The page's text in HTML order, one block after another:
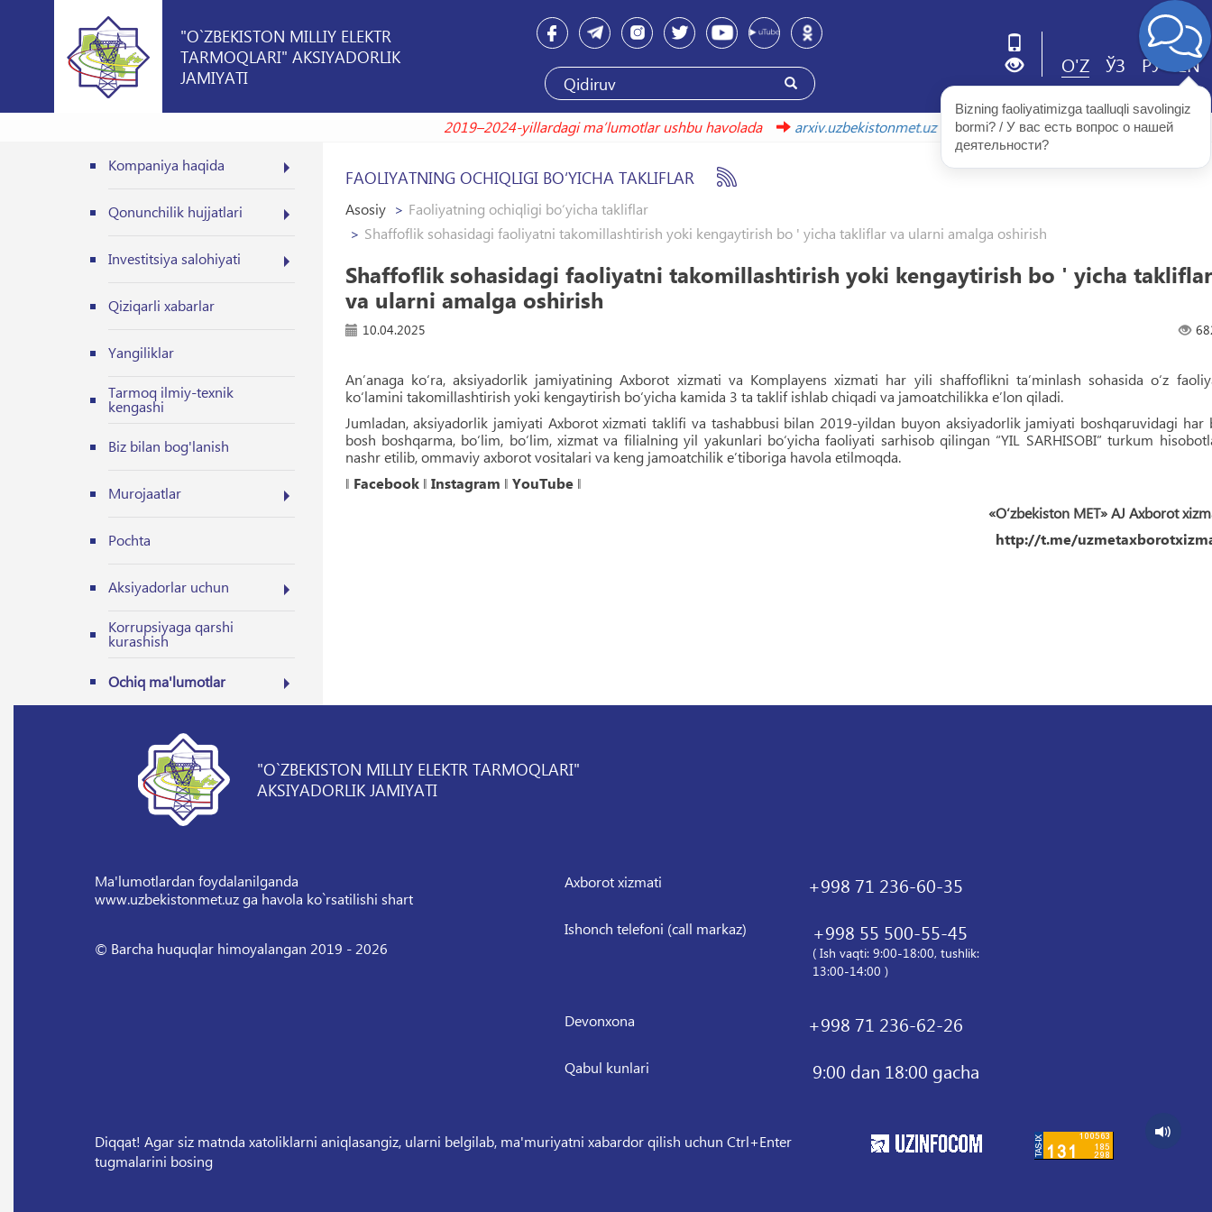
"O`ZBEKISTON MILLIY ELEKTR
TARMOQLARI" AKSIYADORLIK
JAMIYATI
O'Z ЎЗ РУ EN
2019–2024-yillardagi maʼlumotlar ushbu havolada
arxiv.uzbekistonmet.uz
Kompaniya haqida
Qonunchilik hujjatlari
Investitsiya salohiyati
Qiziqarli xabarlar
Yangiliklar
Tarmoq ilmiy-texnik
kengashi
Biz bilan bog'lanish
Murojaatlar
Pochta
Aksiyadorlar uchun
Korrupsiyaga qarshi
kurashish
Ochiq ma'lumotlar
FAOLIYATNING OCHIQLIGI BO‘YICHA TAKLIFLAR
Asosiy
Faoliyatning ochiqligi bo‘yicha takliflar
Shaffoflik sohasidagi faoliyatni takomillashtirish yoki kengaytirish bo ' yicha takliflar va ularni amalga oshirish
Shaffoflik sohasidagi faoliyatni takomillashtirish yoki kengaytirish bo ' yicha takliflar
va ularni amalga oshirish
10.04.2025
An’anaga ko‘ra, aksiyadorlik jamiyatining Axborot xizmati va Komplayens xizmati har yili shaffoflikni ta’minlash sohasida o‘z
ko‘lamini takomillashtirish yoki kengaytirish bo‘yicha kamida 3 ta taklif ishlab chiqadi va jamoatchilikka e’lon qiladi.
Jumladan, aksiyadorlik jamiyati Axborot xizmati taklifi va tashabbusi bilan 2019-yildan buyon aksiyadorlik jamiyati boshqaruvidagi har
bosh boshqarma, bo‘lim, bo‘lim, xizmat va filialning yil yakunlari bo‘yicha faoliyati sarhisob qilingan “YIL SARHISOBI” turkum
nashr etilib, ommaviy axborot vositalari va keng jamoatchilik e’tiboriga havola etilmoqda.
‖ Facebook‖ Instagram ‖ YouTube‖
«O‘zbekiston MET» AJ Axborot
http://t.me/
"O`ZBEKISTON MILLIY ELEKTR TARMOQLARI"
AKSIYADORLIK JAMIYATI
Ma'lumotlardan foydalanilganda
www.uzbekistonmet.uz ga havola ko`rsatilishi shart
© Barcha huquqlar himoyalangan 2019 - 2026
Axborot xizmati +998 71 236-60-35
Ishonch telefoni (call markaz) +998 55 500-55-45
( Ish vaqti: 9:00-18:00, tushlik:
13:00-14:00 )
Devonxona +998 71 236-62-26
Qabul kunlari 9:00 dan 18:00 gacha
Diqqat! Agar siz matnda xatoliklarni aniqlasangiz, ularni belgilab, ma'muriyatni xabardor qilish uchun Ctrl+Enter
tugmalarini bosing
Bizning faoliyatimizga taalluqli savolingiz
bormi? / У вас есть вопрос о нашей
деятельности?